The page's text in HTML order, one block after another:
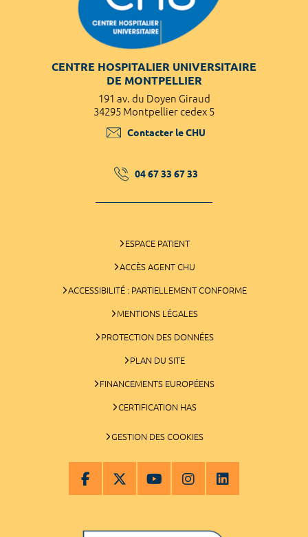
CENTRE HOSPITALIER UNIVERSITAIRE
DE MONTPELLIER
191 av. du Doyen Giraud
34295 Montpellier cedex 5
Contacter le CHU
04 67 33 67 33
ESPACE PATIENT
ACCÈS AGENT CHU
ACCESSIBILITÉ : PARTIELLEMENT CONFORME
MENTIONS LÉGALES
PROTECTION DES DONNÉES
PLAN DU SITE
FINANCEMENTS EUROPÉENS
CERTIFICATION HAS
GESTION DES COOKIES